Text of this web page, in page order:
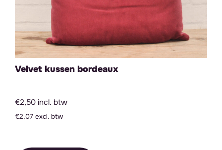
Velvet kussen bordeaux
€2,50 incl. btw
€2,07 excl. btw